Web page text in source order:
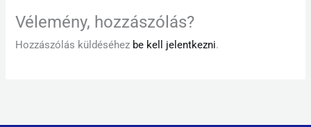
Vélemény, hozzászólás?
Hozzászólás küldéséhez be kell jelentkezni.